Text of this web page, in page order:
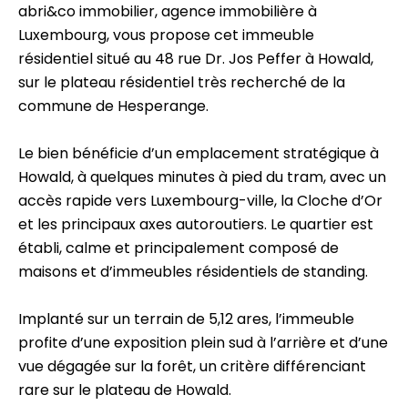
abri&co immobilier, agence immobilière à
Luxembourg, vous propose cet immeuble
résidentiel situé au 48 rue Dr. Jos Peffer à Howald,
sur le plateau résidentiel très recherché de la
commune de Hesperange.
Le bien bénéficie d’un emplacement stratégique à
Howald, à quelques minutes à pied du tram, avec un
accès rapide vers Luxembourg-ville, la Cloche d’Or
et les principaux axes autoroutiers. Le quartier est
établi, calme et principalement composé de
maisons et d’immeubles résidentiels de standing.
Implanté sur un terrain de 5,12 ares, l’immeuble
profite d’une exposition plein sud à l’arrière et d’une
vue dégagée sur la forêt, un critère différenciant
rare sur le plateau de Howald.